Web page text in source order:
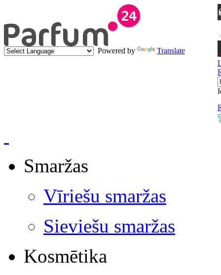
Powered by
Translate
Smaržas
Vīriešu smaržas
Sieviešu smaržas
Kosmētika